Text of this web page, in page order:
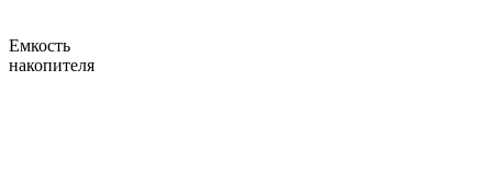
Емкость
накопителя